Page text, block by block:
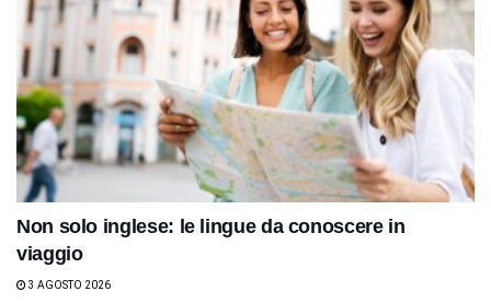
Non solo inglese: le lingue da conoscere in
viaggio
3 AGOSTO 2026